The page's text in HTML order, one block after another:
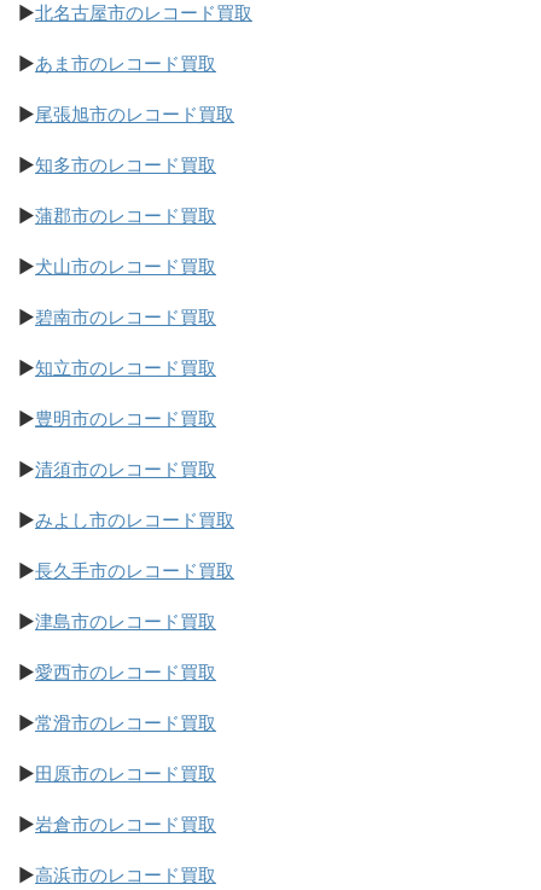
▶北名古屋市のレコード買取
▶あま市のレコード買取
▶尾張旭市のレコード買取
▶知多市のレコード買取
▶蒲郡市のレコード買取
▶犬山市のレコード買取
▶碧南市のレコード買取
▶知立市のレコード買取
▶豊明市のレコード買取
▶清須市のレコード買取
▶みよし市のレコード買取
▶長久手市のレコード買取
▶津島市のレコード買取
▶愛西市のレコード買取
▶常滑市のレコード買取
▶田原市のレコード買取
▶岩倉市のレコード買取
▶高浜市のレコード買取